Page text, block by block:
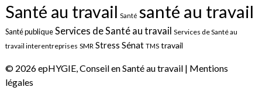
Santé au travail Santé santé au travail
Santé publique Services de Santé au travail Services de Santé au
travail interentreprises SMR Stress Sénat TMS travail
© 2026 epHYGIE, Conseil en Santé au travail | Mentions
légales